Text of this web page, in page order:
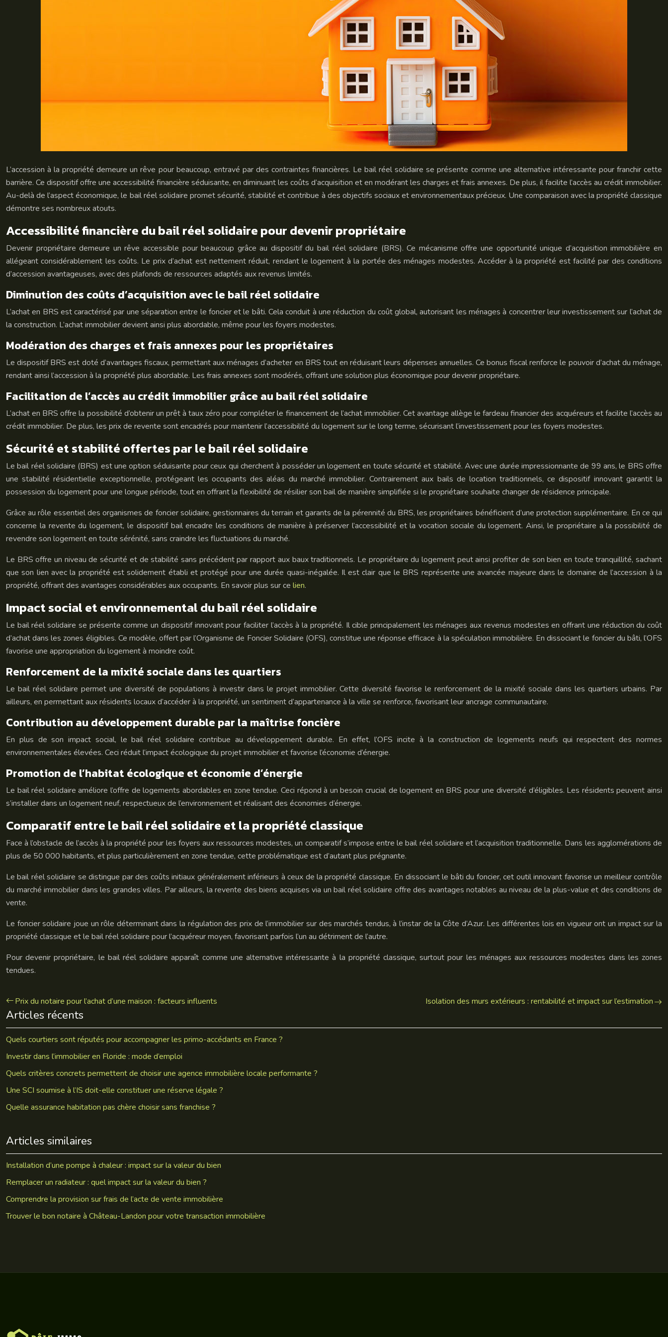
L’accession à la propriété demeure un rêve pour beaucoup, entravé par des contraintes financières. Le bail réel solidaire se présente comme une alternative intéressante pour franchir cette
barrière. Ce dispositif offre une accessibilité financière séduisante, en diminuant les coûts d’acquisition et en modérant les charges et frais annexes. De plus, il facilite l’accès au crédit immobilier.
Au-delà de l’aspect économique, le bail réel solidaire promet sécurité, stabilité et contribue à des objectifs sociaux et environnementaux précieux. Une comparaison avec la propriété classique
démontre ses nombreux atouts.
Accessibilité financière du bail réel solidaire pour devenir propriétaire
Devenir propriétaire demeure un rêve accessible pour beaucoup grâce au dispositif du bail réel solidaire (BRS). Ce mécanisme offre une opportunité unique d’acquisition immobilière en
allégeant considérablement les coûts. Le prix d’achat est nettement réduit, rendant le logement à la portée des ménages modestes. Accéder à la propriété est facilité par des conditions
d’accession avantageuses, avec des plafonds de ressources adaptés aux revenus limités.
Diminution des coûts d’acquisition avec le bail réel solidaire
L’achat en BRS est caractérisé par une séparation entre le foncier et le bâti. Cela conduit à une réduction du coût global, autorisant les ménages à concentrer leur investissement sur l’achat de
la construction. L’achat immobilier devient ainsi plus abordable, même pour les foyers modestes.
Modération des charges et frais annexes pour les propriétaires
Le dispositif BRS est doté d’avantages fiscaux, permettant aux ménages d’acheter en BRS tout en réduisant leurs dépenses annuelles. Ce bonus fiscal renforce le pouvoir d’achat du ménage,
rendant ainsi l’accession à la propriété plus abordable. Les frais annexes sont modérés, offrant une solution plus économique pour devenir propriétaire.
Facilitation de l’accès au crédit immobilier grâce au bail réel solidaire
L’achat en BRS offre la possibilité d’obtenir un prêt à taux zéro pour compléter le financement de l’achat immobilier. Cet avantage allège le fardeau financier des acquéreurs et facilite l’accès au
crédit immobilier. De plus, les prix de revente sont encadrés pour maintenir l’accessibilité du logement sur le long terme, sécurisant l’investissement pour les foyers modestes.
Sécurité et stabilité offertes par le bail réel solidaire
Le bail réel solidaire (BRS) est une option séduisante pour ceux qui cherchent à posséder un logement en toute sécurité et stabilité. Avec une durée impressionnante de 99 ans, le BRS offre
une stabilité résidentielle exceptionnelle, protégeant les occupants des aléas du marché immobilier. Contrairement aux bails de location traditionnels, ce dispositif innovant garantit la
possession du logement pour une longue période, tout en offrant la flexibilité de résilier son bail de manière simplifiée si le propriétaire souhaite changer de résidence principale.
Grâce au rôle essentiel des organismes de foncier solidaire, gestionnaires du terrain et garants de la pérennité du BRS, les propriétaires bénéficient d’une protection supplémentaire. En ce qui
concerne la revente du logement, le dispositif bail encadre les conditions de manière à préserver l’accessibilité et la vocation sociale du logement. Ainsi, le propriétaire a la possibilité de
revendre son logement en toute sérénité, sans craindre les fluctuations du marché.
Le BRS offre un niveau de sécurité et de stabilité sans précédent par rapport aux baux traditionnels. Le propriétaire du logement peut ainsi profiter de son bien en toute tranquillité, sachant
que son lien avec la propriété est solidement établi et protégé pour une durée quasi-inégalée. Il est clair que le BRS représente une avancée majeure dans le domaine de l’accession à la
propriété, offrant des avantages considérables aux occupants. En savoir plus sur ce lien.
Impact social et environnemental du bail réel solidaire
Le bail réel solidaire se présente comme un dispositif innovant pour faciliter l’accès à la propriété. Il cible principalement les ménages aux revenus modestes en offrant une réduction du coût
d’achat dans les zones éligibles. Ce modèle, offert par l’Organisme de Foncier Solidaire (OFS), constitue une réponse efficace à la spéculation immobilière. En dissociant le foncier du bâti, l’OFS
favorise une appropriation du logement à moindre coût.
Renforcement de la mixité sociale dans les quartiers
Le bail réel solidaire permet une diversité de populations à investir dans le projet immobilier. Cette diversité favorise le renforcement de la mixité sociale dans les quartiers urbains. Par
ailleurs, en permettant aux résidents locaux d’accéder à la propriété, un sentiment d’appartenance à la ville se renforce, favorisant leur ancrage communautaire.
Contribution au développement durable par la maîtrise foncière
En plus de son impact social, le bail réel solidaire contribue au développement durable. En effet, l’OFS incite à la construction de logements neufs qui respectent des normes
environnementales élevées. Ceci réduit l’impact écologique du projet immobilier et favorise l’économie d’énergie.
Promotion de l’habitat écologique et économie d’énergie
Le bail réel solidaire améliore l’offre de logements abordables en zone tendue. Ceci répond à un besoin crucial de logement en BRS pour une diversité d’éligibles. Les résidents peuvent ainsi
s’installer dans un logement neuf, respectueux de l’environnement et réalisant des économies d’énergie.
Comparatif entre le bail réel solidaire et la propriété classique
Face à l’obstacle de l’accès à la propriété pour les foyers aux ressources modestes, un comparatif s’impose entre le bail réel solidaire et l’acquisition traditionnelle. Dans les agglomérations de
plus de 50 000 habitants, et plus particulièrement en zone tendue, cette problématique est d’autant plus prégnante.
Le bail réel solidaire se distingue par des coûts initiaux généralement inférieurs à ceux de la propriété classique. En dissociant le bâti du foncier, cet outil innovant favorise un meilleur contrôle
du marché immobilier dans les grandes villes. Par ailleurs, la revente des biens acquises via un bail réel solidaire offre des avantages notables au niveau de la plus-value et des conditions de
vente.
Le foncier solidaire joue un rôle déterminant dans la régulation des prix de l’immobilier sur des marchés tendus, à l’instar de la Côte d’Azur. Les différentes lois en vigueur ont un impact sur la
propriété classique et le bail réel solidaire pour l’acquéreur moyen, favorisant parfois l’un au détriment de l’autre.
Pour devenir propriétaire, le bail réel solidaire apparaît comme une alternative intéressante à la propriété classique, surtout pour les ménages aux ressources modestes dans les zones
tendues.
Prix du notaire pour l’achat d’une maison : facteurs influents Isolation des murs extérieurs : rentabilité et impact sur l’estimation
Articles récents
Quels courtiers sont réputés pour accompagner les primo-accédants en France ?
Investir dans l’immobilier en Floride : mode d’emploi
Quels critères concrets permettent de choisir une agence immobilière locale performante ?
Une SCI soumise à l’IS doit-elle constituer une réserve légale ?
Quelle assurance habitation pas chère choisir sans franchise ?
Articles similaires
Installation d’une pompe à chaleur : impact sur la valeur du bien
Remplacer un radiateur : quel impact sur la valeur du bien ?
Comprendre la provision sur frais de l’acte de vente immobilière
Trouver le bon notaire à Château-Landon pour votre transaction immobilière